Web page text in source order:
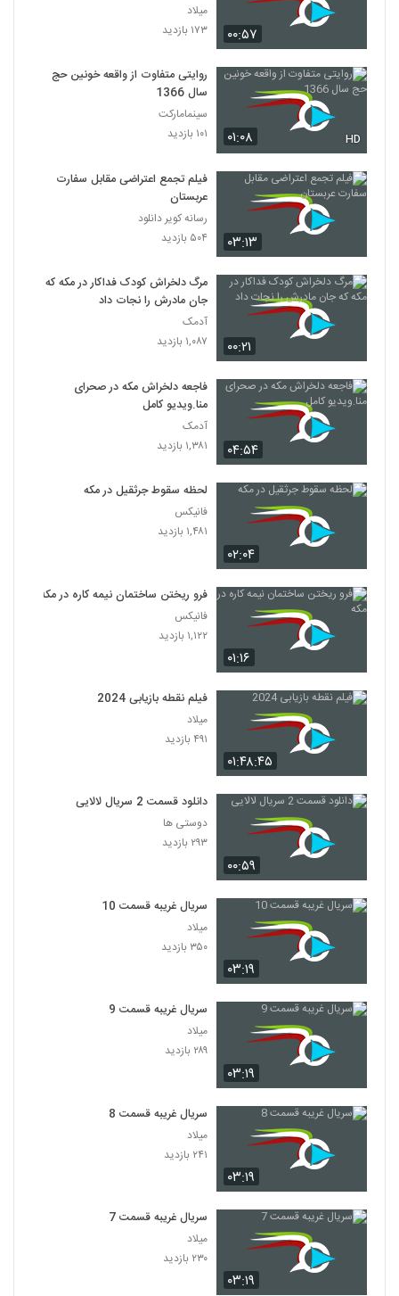
۰۰:۵۷
میلاد
۱۷۳ بازدید
۰۱:۰۸ HD
روایتی متفاوت از واقعه خونین حج
سال 1366
سینمامارکت
۱۰۱ بازدید
۰۳:۱۳
فیلم تجمع اعتراضی مقابل سفارت
عربستان
رسانه کویر دانلود
۵۰۴ بازدید
۰۰:۲۱
مرگ دلخراش کودک فداکار در مکه که
جان مادرش را نجات داد
آدمک
۱,۰۸۷ بازدید
۰۴:۵۴
فاجعه دلخراش مکه در صحرای
منا.ویدیو کامل
آدمک
۱,۳۸۱ بازدید
۰۲:۰۴
لحظه سقوط جرثقیل در مکه
فانیکس
۱,۴۸۱ بازدید
۰۱:۱۶
فرو ریختن ساختمان نیمه کاره در مکه
فانیکس
۱,۱۲۲ بازدید
۰۱:۴۸:۴۵
فیلم نقطه بازیابی 2024
میلاد
۴۹۱ بازدید
۰۰:۵۹
دانلود قسمت 2 سریال لالایی
دوستی ها
۲۹۳ بازدید
۰۳:۱۹
سریال غریبه قسمت 10
میلاد
۳۵۰ بازدید
۰۳:۱۹
سریال غریبه قسمت 9
میلاد
۲۸۹ بازدید
۰۳:۱۹
سریال غریبه قسمت 8
میلاد
۲۴۱ بازدید
۰۳:۱۹
سریال غریبه قسمت 7
میلاد
۲۳۰ بازدید